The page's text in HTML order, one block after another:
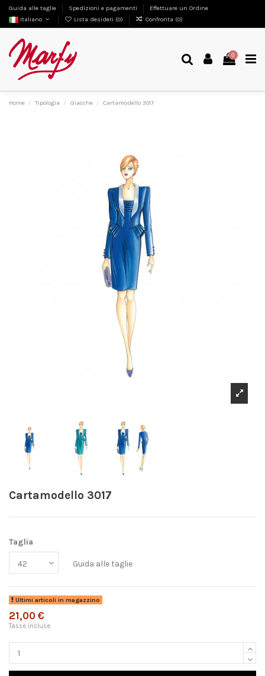
Guida alle taglie Spedizioni e pagamenti
Effettuare un Ordine
Italiano
Lista desideri (0) Confronta (0)
0
Home Tipologia Giacche Cartamodello 3017
Cartamodello 3017
Taglia
Guida alle taglie
Ultimi articoli in magazzino
21,00 €
Tasse incluse